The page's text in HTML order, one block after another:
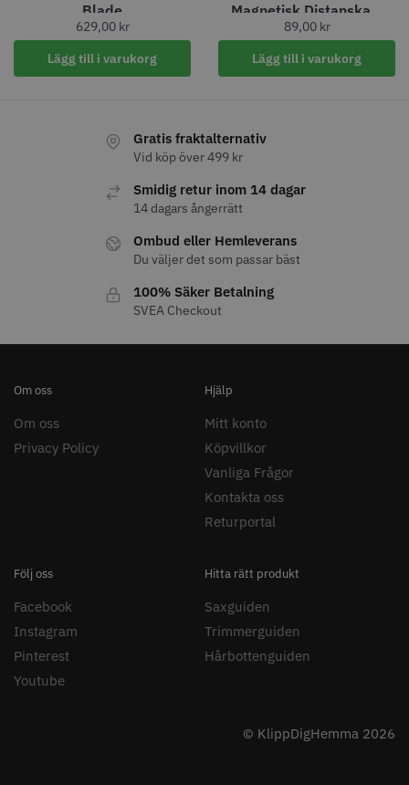
Blade
629,00 kr
Lägg till i varukorg
Magnetisk Distanskam
-12 mm
89,00 kr
Lägg till i varukorg
Gratis fraktalternativ
Vid köp över 499 kr
Smidig retur inom 14 dagar
14 dagars ångerrätt
Ombud eller Hemleverans
Du väljer det som passar bäst
100% Säker Betalning
SVEA Checkout
Om oss
Om oss
Privacy Policy
Hjälp
Mitt konto
Köpvillkor
Vanliga Frågor
Kontakta oss
Returportal
Följ oss
Facebook
Instagram
Pinterest
Youtube
Hitta rätt produkt
Saxguiden
Trimmerguiden
Hårbottenguiden
© KlippDigHemma 2026
Köp Info
Folie silver 12 cm x 250 m - 15
29% Rabatt
Y.S.PARK Nr. 122 special
86.00 kr
Info
STORSÄLJARE
30% Rabatt